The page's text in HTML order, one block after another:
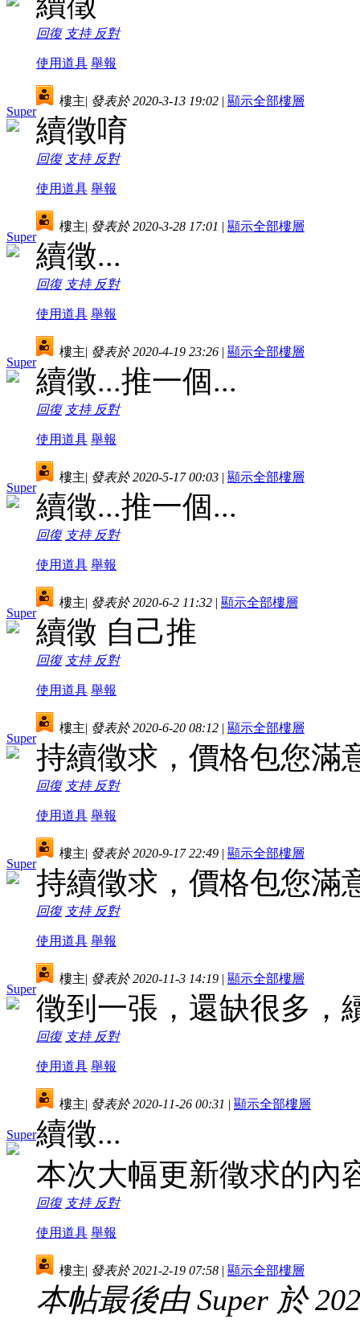
回復 支持 反對
使用道具 舉報
Super
樓主| 發表於 2020-3-13 19:02 | 顯示全部樓層
續徵唷
回復 支持 反對
使用道具 舉報
Super
樓主| 發表於 2020-3-28 17:01 | 顯示全部樓層
續徵...
回復 支持 反對
使用道具 舉報
Super
樓主| 發表於 2020-4-19 23:26 | 顯示全部樓層
續徵...推一個...
回復 支持 反對
使用道具 舉報
Super
樓主| 發表於 2020-5-17 00:03 | 顯示全部樓層
續徵...推一個...
回復 支持 反對
使用道具 舉報
Super
樓主| 發表於 2020-6-2 11:32 | 顯示全部樓層
續徵 自己推
回復 支持 反對
使用道具 舉報
Super
樓主| 發表於 2020-6-20 08:12 | 顯示全部樓層
持續徵求，價格包您滿
回復 支持 反對
使用道具 舉報
Super
樓主| 發表於 2020-9-17 22:49 | 顯示全部樓層
持續徵求，價格包您滿
回復 支持 反對
使用道具 舉報
Super
樓主| 發表於 2020-11-3 14:19 | 顯示全部樓層
徵到一張，還缺很多，
回復 支持 反對
使用道具 舉報
Super
樓主| 發表於 2020-11-26 00:31 | 顯示全部樓層
續徵...
本次大幅更新徵求的內
回復 支持 反對
使用道具 舉報
樓主| 發表於 2021-2-19 07:58 | 顯示全部樓層
本帖最後由 Super 於